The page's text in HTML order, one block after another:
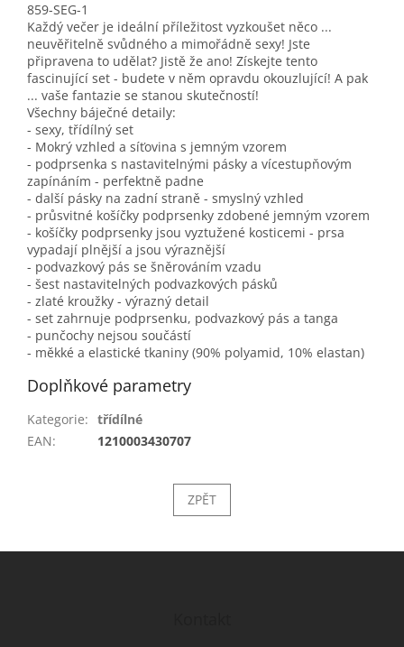
859-SEG-1
Každý večer je ideální příležitost vyzkoušet něco ...
neuvěřitelně svůdného a mimořádně sexy! Jste
připravena to udělat? Jistě že ano! Získejte tento
fascinující set - budete v něm opravdu okouzlující! A pak
... vaše fantazie se stanou skutečností!
Všechny báječné detaily:
- sexy, třídílný set
- Mokrý vzhled a síťovina s jemným vzorem
- podprsenka s nastavitelnými pásky a vícestupňovým
zapínáním - perfektně padne
- další pásky na zadní straně - smyslný vzhled
- průsvitné košíčky podprsenky zdobené jemným vzorem
- košíčky podprsenky jsou vyztužené kosticemi - prsa
vypadají plnější a jsou výraznější
- podvazkový pás se šněrováním vzadu
- šest nastavitelných podvazkových pásků
- zlaté kroužky - výrazný detail
- set zahrnuje podprsenku, podvazkový pás a tanga
- punčochy nejsou součástí
- měkké a elastické tkaniny (90% polyamid, 10% elastan)
Doplňkové parametry
Kategorie: třídílné
EAN: 1210003430707
ZPĚT